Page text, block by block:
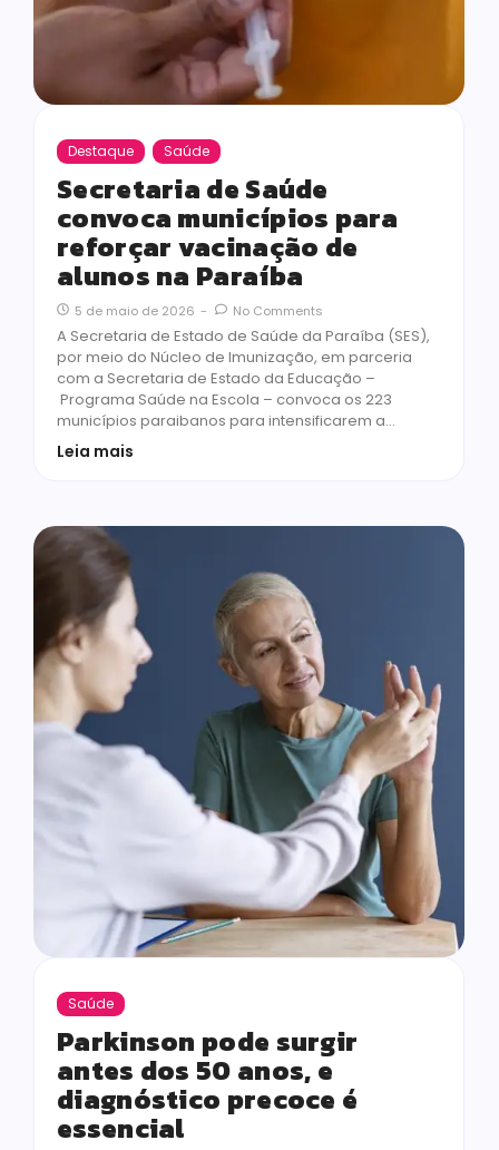
Destaque Saúde
Secretaria de Saúde
convoca municípios para
reforçar vacinação de
alunos na Paraíba
5 de maio de 2026 - No Comments
A Secretaria de Estado de Saúde da Paraíba (SES),
por meio do Núcleo de Imunização, em parceria
com a Secretaria de Estado da Educação –
Programa Saúde na Escola – convoca os 223
municípios paraibanos para intensificarem a…
Leia mais
Saúde
Parkinson pode surgir
antes dos 50 anos, e
diagnóstico precoce é
essencial